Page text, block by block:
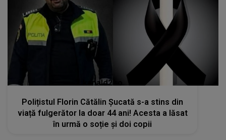
kanald2.ro
Polițistul Florin Cătălin Șucată s-a stins din
viață fulgerător la doar 44 ani! Acesta a lăsat
în urmă o soție și doi copii